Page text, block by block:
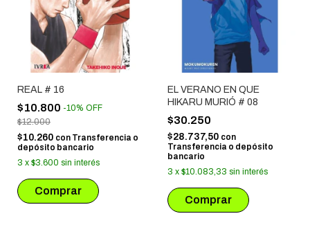
REAL # 16
$10.800 -10% OFF
$12.000
$10.260 con Transferencia o
depósito bancario
3 x $3.600 sin interés
EL VERANO EN QUE
HIKARU MURIÓ # 08
$30.250
$28.737,50 con
Transferencia o depósito
bancario
3 x $10.083,33 sin interés